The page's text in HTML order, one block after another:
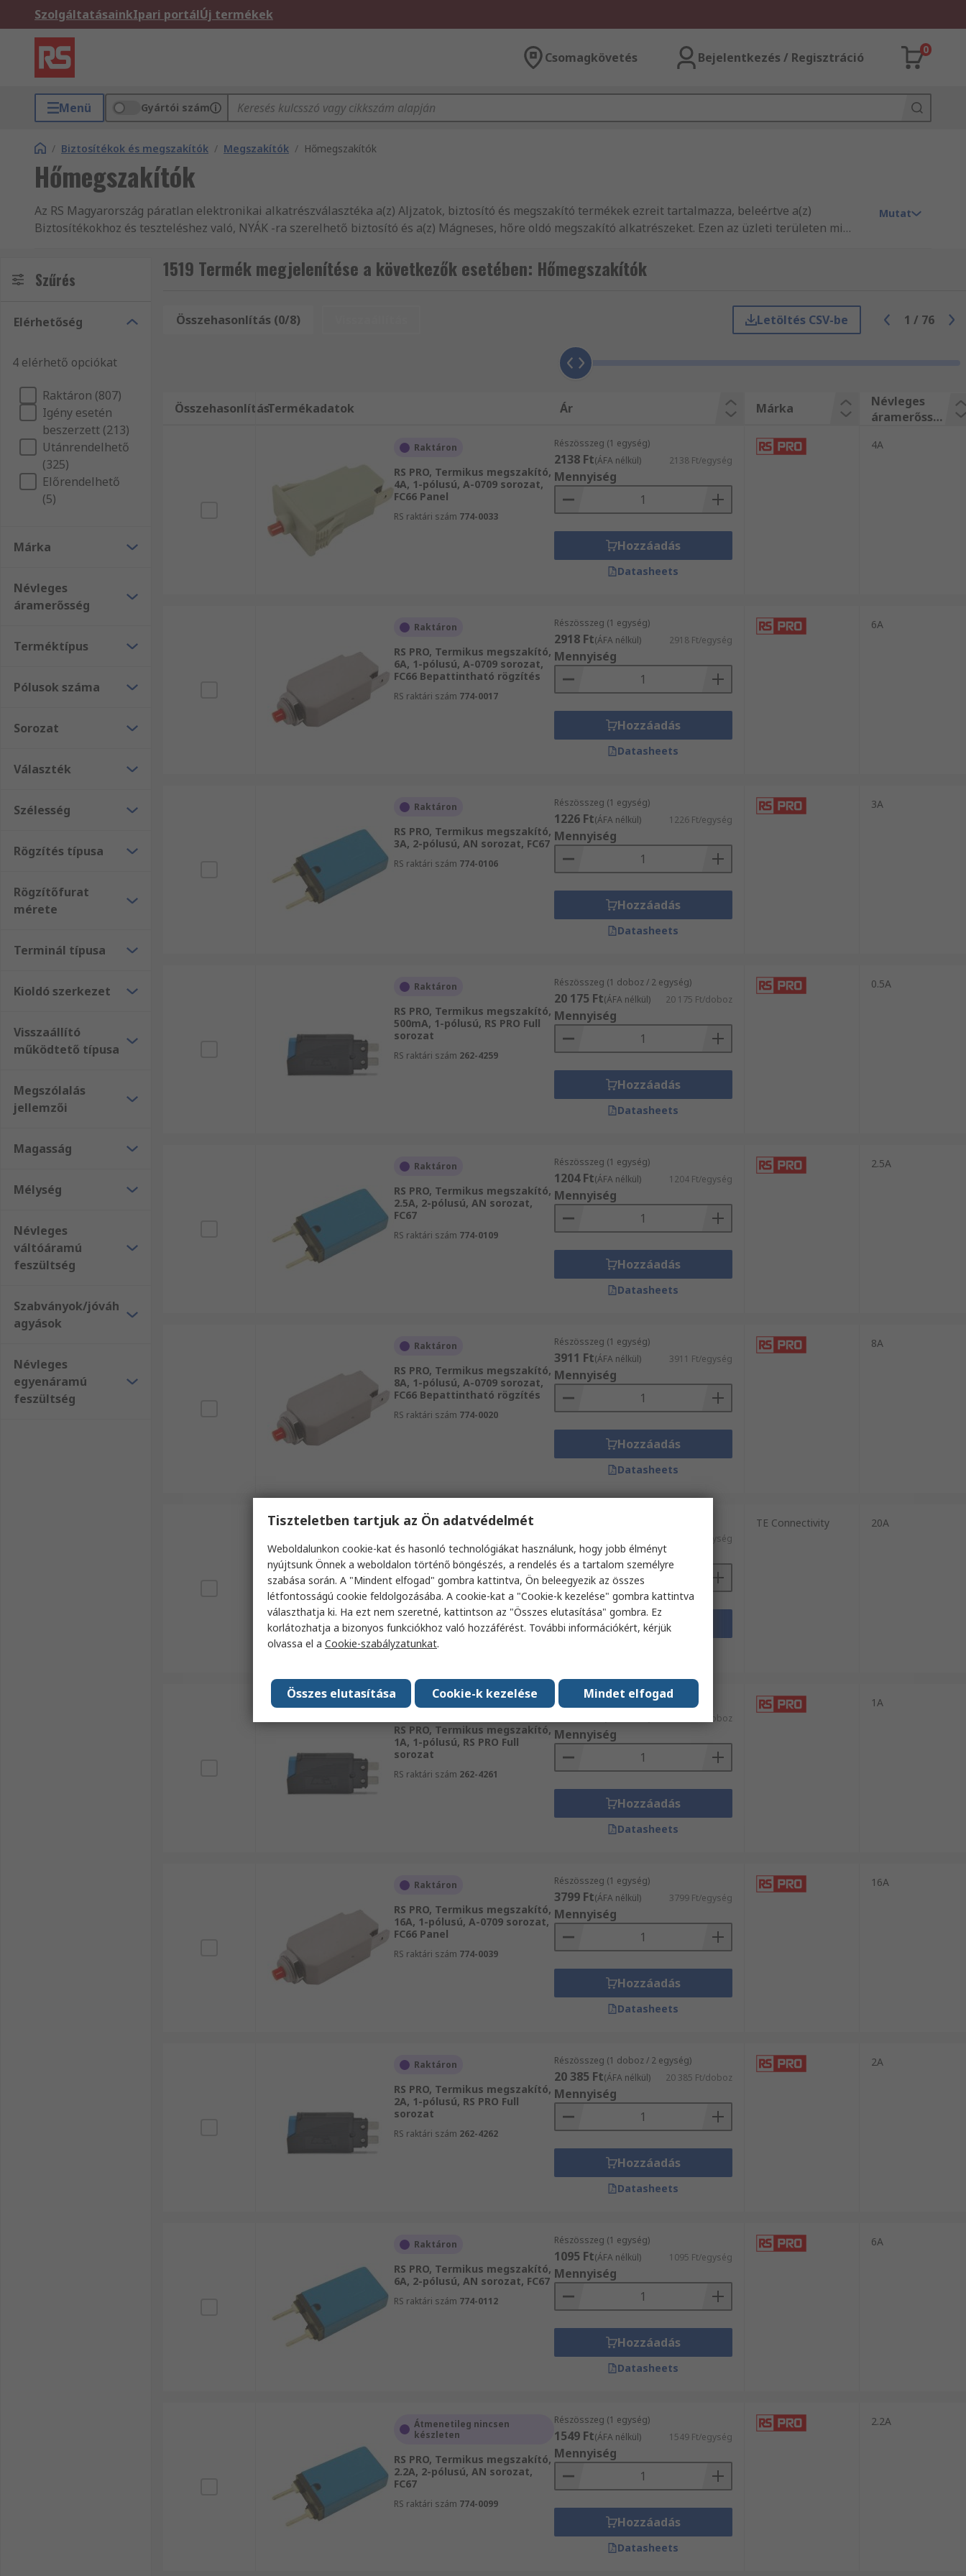
SzolgáltatásainkIpari portálÚj termékek
Csomagkövetés Bejelentkezés / Regisztráció
0
Menü Gyártói szám
/ Biztosítékok és megszakítók / Megszakítók / Hőmegszakítók
Hőmegszakítók
Az RS Magyarország páratlan elektronikai alkatrészválasztéka a(z) Aljzatok, biztosító és megszakító termékek ezreit tartalmazza, beleértve a(z)
Biztosítékokhoz és teszteléshez való, NYÁK -ra szerelhető biztosító és a(z) Mágneses, hőre oldó megszakító alkatrészeket. Ezen az üzleti területen mi
Megszakító alkatrészek ezreit kínáljuk a vállalkozások és mérnökök számára világszerte, biztosítva azt a magas szintű kiszállítást, termékminőséget és
vevőszolgálatot, amelyről az RS méltán ismert.
Mutat
Szűrés
Elérhetőség
4 elérhető opciókat
Raktáron (807)
Igény esetén
beszerzett (213)
Utánrendelhető
(325)
Előrendelhető
(5)
Márka
Névleges
áramerősség
Terméktípus
Pólusok száma
Sorozat
Választék
Szélesség
Rögzítés típusa
Rögzítőfurat
mérete
Terminál típusa
Kioldó szerkezet
Visszaállító
működtető típusa
Megszólalás
jellemzői
Magasság
Mélység
Névleges
váltóáramú
feszültség
Szabványok/jóváh
agyások
Névleges
egyenáramú
feszültség
1519 Termék megjelenítése a következők esetében: Hőmegszakítók
Összehasonlítás (0/8) Letöltés CSV-be 1 / 76
ÖsszehasonlításTermékadatok Ár Márka
Névleges
áramerőssé
Raktáron
RS PRO, Termikus megszakító,
4A, 1-pólusú, A-0709 sorozat,
FC66 Panel
RS raktári szám 774-0033
Részösszeg (1 egység)
2138 Ft(ÁFA nélkül) 2138 Ft/egység
Mennyiség
Hozzáadás
Datasheets
4A
Raktáron
RS PRO, Termikus megszakító,
6A, 1-pólusú, A-0709 sorozat,
FC66 Bepattintható rögzítés
RS raktári szám 774-0017
Részösszeg (1 egység)
2918 Ft(ÁFA nélkül) 2918 Ft/egység
Mennyiség
Hozzáadás
Datasheets
6A
Raktáron
RS PRO, Termikus megszakító,
3A, 2-pólusú, AN sorozat, FC67
RS raktári szám 774-0106
Részösszeg (1 egység)
1226 Ft(ÁFA nélkül) 1226 Ft/egység
Mennyiség
Hozzáadás
Datasheets
3A
Raktáron
RS PRO, Termikus megszakító,
500mA, 1-pólusú, RS PRO Full
sorozat
RS raktári szám 262-4259
Részösszeg (1 doboz / 2 egység)
20 175 Ft(ÁFA nélkül) 20 175 Ft/doboz
Mennyiség
Hozzáadás
Datasheets
0.5A
Raktáron
RS PRO, Termikus megszakító,
2.5A, 2-pólusú, AN sorozat,
FC67
RS raktári szám 774-0109
Részösszeg (1 egység)
1204 Ft(ÁFA nélkül) 1204 Ft/egység
Mennyiség
Hozzáadás
Datasheets
2.5A
Raktáron
RS PRO, Termikus megszakító,
8A, 1-pólusú, A-0709 sorozat,
FC66 Bepattintható rögzítés
RS raktári szám 774-0020
Részösszeg (1 egység)
3911 Ft(ÁFA nélkül) 3911 Ft/egység
Mennyiség
Hozzáadás
Datasheets
8A
Raktáron
TE Connectivity, Termikus
megszakító, 20A, 1-pólusú,
W54 sorozat Közvetlen
RS raktári szám782-7988
Gyártó cikkszámaW54-XB1A4A10-20
1612 Ft/egység
Mennyiség
Hozzáadás
TE Connectivity 20A
Raktáron
RS PRO, Termikus megszakító,
1A, 1-pólusú, RS PRO Full
sorozat
RS raktári szám 262-4261
Részösszeg (1 doboz / 2 egység)
20 385 Ft/doboz
Mennyiség
Hozzáadás
Datasheets
1A
Raktáron
RS PRO, Termikus megszakító,
16A, 1-pólusú, A-0709 sorozat,
FC66 Panel
RS raktári szám 774-0039
Részösszeg (1 egység)
3799 Ft(ÁFA nélkül) 3799 Ft/egység
Mennyiség
Hozzáadás
Datasheets
16A
Raktáron
RS PRO, Termikus megszakító,
2A, 1-pólusú, RS PRO Full
sorozat
RS raktári szám 262-4262
Részösszeg (1 doboz / 2 egység)
20 385 Ft(ÁFA nélkül) 20 385 Ft/doboz
Mennyiség
Hozzáadás
Datasheets
2A
Raktáron
RS PRO, Termikus megszakító,
6A, 2-pólusú, AN sorozat, FC67
RS raktári szám 774-0112
Részösszeg (1 egység)
1095 Ft(ÁFA nélkül) 1095 Ft/egység
Mennyiség
Hozzáadás
Datasheets
6A
Átmenetileg nincsen
készleten
RS PRO, Termikus megszakító,
2.2A, 2-pólusú, AN sorozat,
FC67
RS raktári szám 774-0099
Részösszeg (1 egység)
1549 Ft(ÁFA nélkül) 1549 Ft/egység
Mennyiség
Hozzáadás
Datasheets
2.2A
Tiszteletben tartjuk az Ön adatvédelmét
Weboldalunkon cookie-kat és hasonló technológiákat használunk, hogy jobb élményt
nyújtsunk Önnek a weboldalon történő böngészés, a rendelés és a tartalom személyre
szabása során. A "Mindent elfogad" gombra kattintva, Ön beleegyezik az összes
létfontosságú cookie feldolgozásába. A cookie-kat a "Cookie-k kezelése" gombra kattintva
választhatja ki. Ha ezt nem szeretné, kattintson az "Összes elutasítása" gombra. Ez
korlátozhatja a bizonyos funkciókhoz való hozzáférést. További információkért, kérjük
olvassa el a Cookie-szabályzatunkat.
Mindet elfogad
Cookie-k kezelése
Összes elutasítása